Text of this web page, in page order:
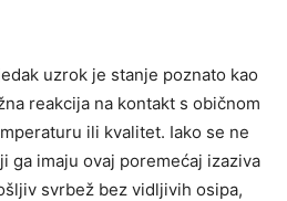
uzrok je stanje poznato kao
reakcija na kontakt s običnom
ili kvalitet. Iako se ne
ga imaju ovaj poremećaj izaziva
svrbež bez vidljivih osipa,